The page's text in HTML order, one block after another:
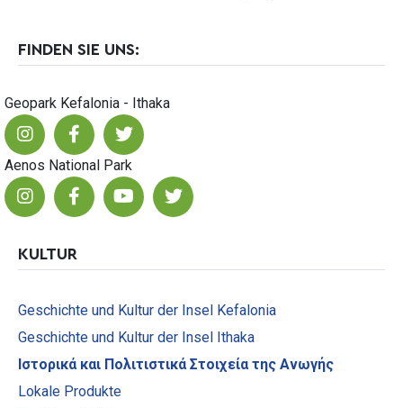
FINDEN SIE UNS:
Geopark Kefalonia - Ithaka
Aenos National Park
KULTUR
Geschichte und Kultur der Insel Kefalonia
Geschichte und Kultur der Insel Ithaka
Ιστορικά και Πολιτιστικά Στοιχεία της Ανωγής
Lokale Produkte